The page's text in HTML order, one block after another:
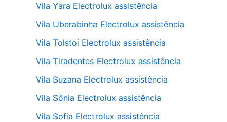
Vila Yara Electrolux assistência
Vila Uberabinha Electrolux assistência
Vila Tolstoi Electrolux assistência
Vila Tiradentes Electrolux assistência
Vila Suzana Electrolux assistência
Vila Sônia Electrolux assistência
Vila Sofia Electrolux assistência